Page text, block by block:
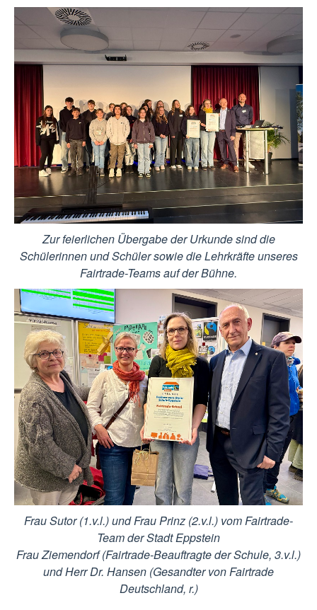
Zur feierlichen Übergabe der Urkunde sind die
Schülerinnen und Schüler sowie die Lehrkräfte unseres
Fairtrade-Teams auf der Bühne.
Frau Sutor (1.v.l.) und Frau Prinz (2.v.l.) vom Fairtrade-
Team der Stadt Eppstein
Frau Ziemendorf (Fairtrade-Beauftragte der Schule, 3.v.l.)
und Herr Dr. Hansen (Gesandter von Fairtrade
Deutschland, r.)